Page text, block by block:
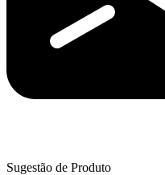
Sugestão de Produto